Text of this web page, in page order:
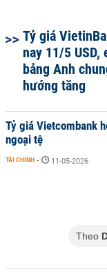
Tỷ giá
nay 11/5 USD,
bảng Anh
hướng tăng
Tỷ giá Vietcombank
ngoại tệ
TÀI CHÍNH - 11-05-2026
Theo